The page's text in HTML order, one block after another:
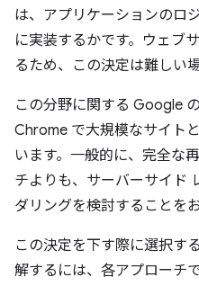
は、アプリケーションのロ
に実装するかです。ウェブ
るため、この決定は難しい
この分野に関する Google
Chrome で大規模なサイト
います。一般的に、完全な
チよりも、サーバーサイド
ダリングを検討することを
この決定を下す際に選択す
解するには、各アプローチ